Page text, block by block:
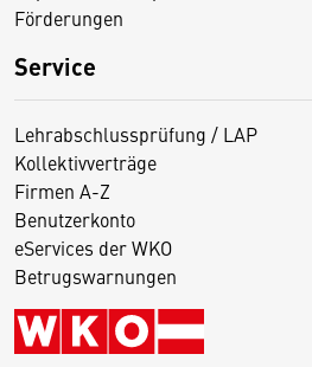
Förderungen
Service
Lehrabschlussprüfung / LAP
Kollektivverträge
Firmen A-Z
Benutzerkonto
eServices der WKO
Betrugswarnungen